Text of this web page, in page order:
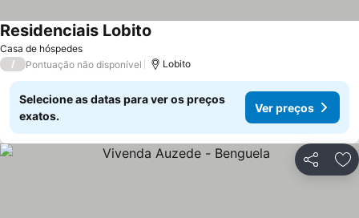
Casa de hóspedes
Residenciais Lobito
/ Pontuação não disponível Lobito
Selecione as datas para ver os preços
exatos.
Ver preços
Partilhar